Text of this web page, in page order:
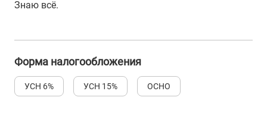
Знаю всё.
Форма налогообложения
УСН 6% УСН 15% ОСНО